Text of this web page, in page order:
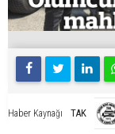
Haber Kaynağı TAK